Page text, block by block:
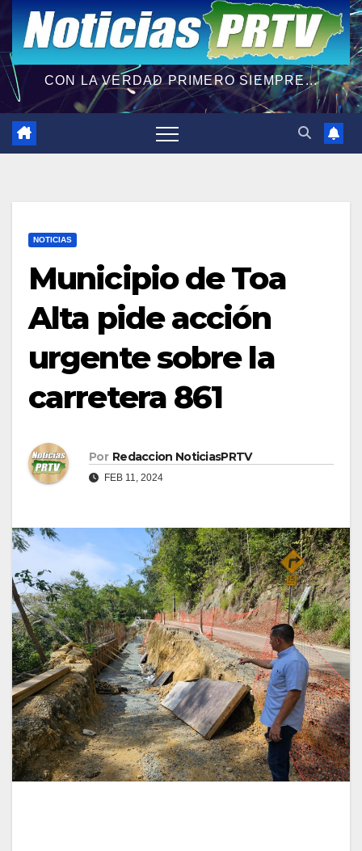
CON LA VERDAD PRIMERO SIEMPRE...
NOTICIAS
Municipio de Toa
Alta pide acción
urgente sobre la
carretera 861
Por Redaccion NoticiasPRTV
FEB 11, 2024